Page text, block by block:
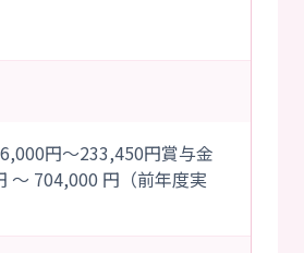
円～233,450円賞与金
704,000 円（前年度実